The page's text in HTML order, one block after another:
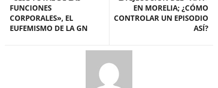
FUNCIONES
CORPORALES», EL
EUFEMISMO DE LA GN
EN MORELIA; ¿CÓMO
CONTROLAR UN EPISODIO
ASÍ?